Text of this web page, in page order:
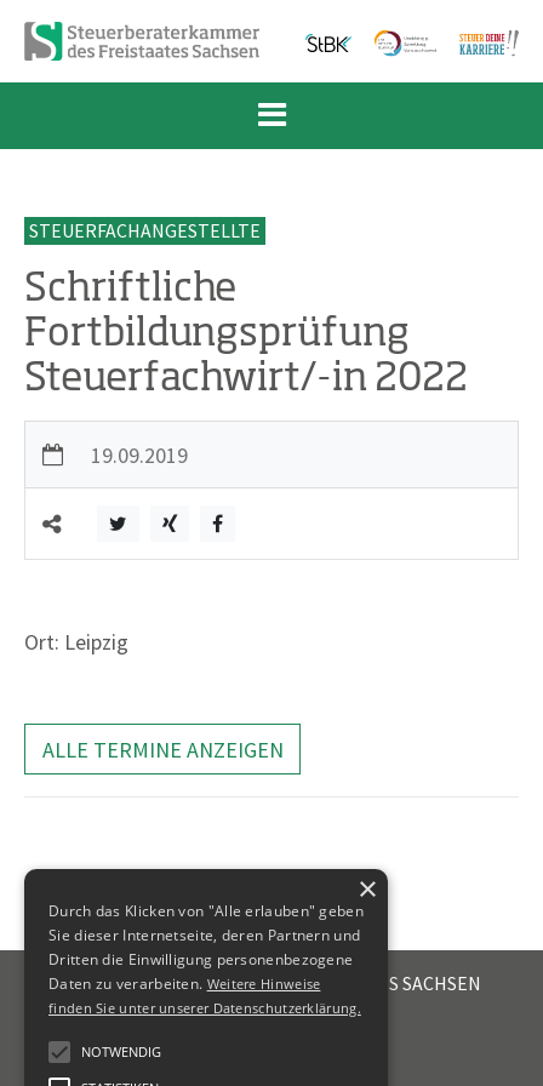
Zum Inhalt springen
Zur Navigation springen
Zum Fußbereich und Kontakt springen
STEUERFACHANGESTELLTE
Schriftliche
Fortbildungsprüfung
Steuerfachwirt/-in 2022
19.09.2019
Ort: Leipzig
ALLE TERMINE ANZEIGEN
STEUERBERATERKAMMER DES FREISTAATES SACHSEN
Emil-Fuchs-Str. 2
+49 341 56336-0
×
Durch das Klicken von "Alle erlauben" geben
Sie dieser Internetseite, deren Partnern und
Dritten die Einwilligung personenbezogene
Daten zu verarbeiten. Weitere Hinweise
finden Sie unter unserer Datenschutzerklärung.
NOTWENDIG